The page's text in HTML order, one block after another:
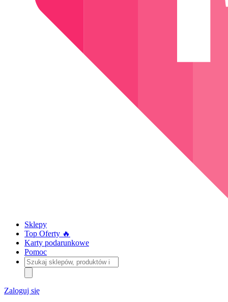
Sklepy
Top Oferty 🔥
Karty podarunkowe
Pomoc
Szukaj
sklepów,
produktów
i
kategorii
Zaloguj się